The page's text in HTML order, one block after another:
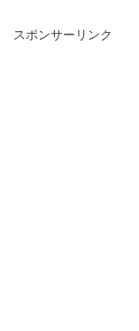
スポンサーリンク